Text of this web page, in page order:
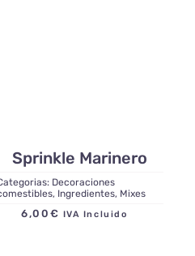
Sprinkle Marinero
Decoraciones
, Ingredientes, Mixes
6,00 € IVA Incluido